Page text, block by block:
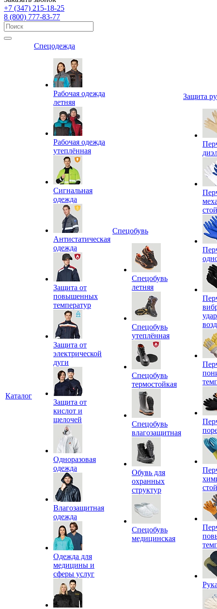
+7 (347) 215-18-25
8 (800) 777-83-77
Каталог
Спецодежда
Рабочая одежда
летняя
Рабочая одежда
утеплённая
Сигнальная
одежда
Антистатическая
одежда
Защита от
повышенных
температур
Защита от
электрической
дуги
Защита от
кислот и
щелочей
Одноразовая
одежда
Влагозащитная
одежда
Одежда для
медицины и
сферы услуг
Спецобувь
Спецобувь
летняя
Спецобувь
утеплённая
Спецобувь
термостойкая
Спецобувь
влагозащитная
Обувь для
охранных
структур
Спецобувь
медицинская
Защита